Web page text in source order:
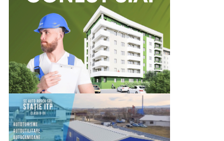
administrativ în județul
Primarul și viceprimarul
comunei Grumăzești, trimiși în
judecată